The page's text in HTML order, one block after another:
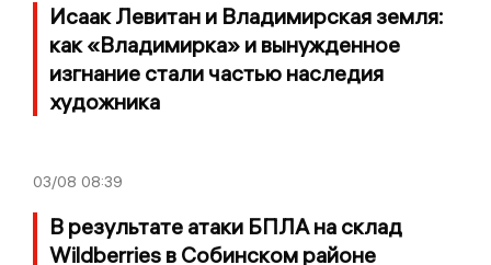
Исаак Левитан и Владимирская земля:
как «Владимирка» и вынужденное
изгнание стали частью наследия
художника
03/08 08:39
В результате атаки БПЛА на склад
Wildberries в Собинском районе